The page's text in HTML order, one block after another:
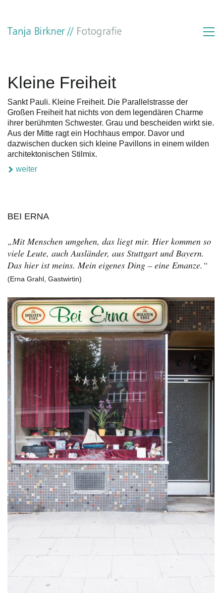
Kleine Freiheit
Sankt Pauli. Kleine Freiheit. Die Parallelstrasse der
Großen Freiheit hat nichts von dem legendären Charme
ihrer berühmten Schwester. Grau und bescheiden wirkt sie.
Aus der Mitte ragt ein Hochhaus empor. Davor und
dazwischen ducken sich kleine Pavillons in einem wilden
architektonischen Stilmix.
weiter
BEI ERNA
„Mit Menschen umgehen, das liegt mir. Hier kommen so
viele Leute, auch Ausländer, aus Stuttgart und Bayern.
Das hier ist meins. Mein eigenes Ding – eine Emanze.“
(Erna Grahl, Gastwirtin)